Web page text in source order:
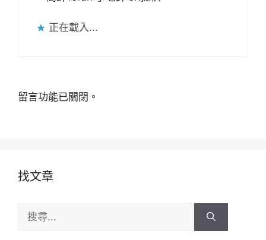
正在載入...
留言功能已關閉。
找文章
尋: